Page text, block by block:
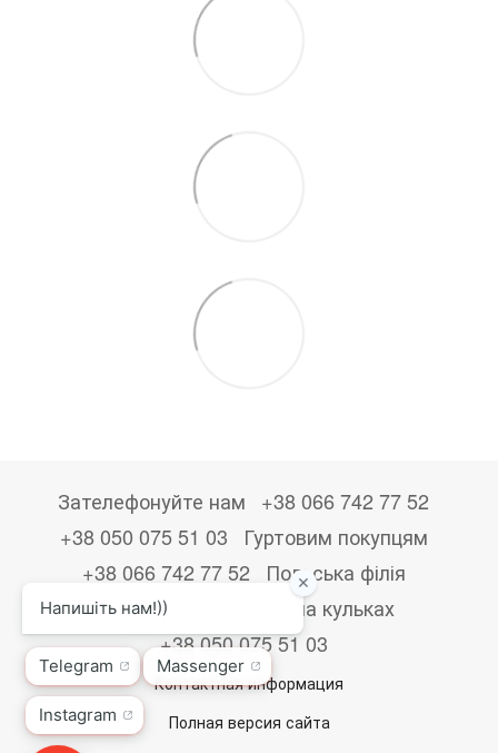
Зателефонуйте нам
+38 066 742 77 52
+38 050 075 51 03
Гуртовим покупцям
+38 066 742 77 52
Польська філія
+48533867723
Друк на кульках
+38 050 075 51 03
Контактная информация
Полная версия сайта